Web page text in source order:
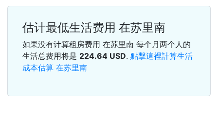
估计最低生活费用 在苏里南
如果没有计算租房费用 在苏里南 每个月两个人的
生活总费用将是 224.64 USD. 點擊這裡計算生活
成本估算 在苏里南